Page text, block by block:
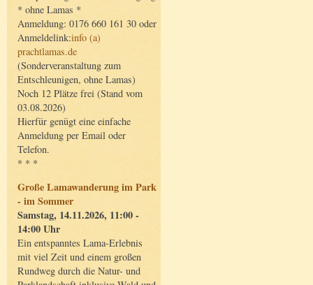
* ohne Lamas *
Anmeldung: 0176 660 161 30 oder
Anmeldelink:info (a)
prachtlamas.de
(Sonderveranstaltung zum
Entschleunigen, ohne Lamas)
Noch 12 Plätze frei (Stand vom
03.08.2026)
Hierfür genügt eine einfache
Anmeldung per Email oder
Telefon.
* * *
Große Lamawanderung im Park
- im Sommer
Samstag, 14.11.2026, 11:00 -
14:00 Uhr
Ein entspanntes Lama-Erlebnis
mit viel Zeit und einem großen
Rundweg durch die Natur- und